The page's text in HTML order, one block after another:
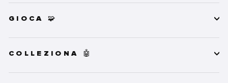
GIOCA 🧩
COLLEZIONA 🤖